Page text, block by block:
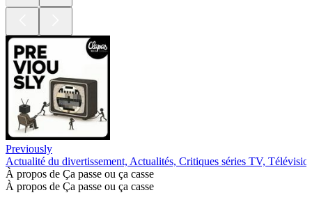
Previously
Actualité du divertissement, Actualités, Critiques séries TV,
À propos de Ça passe ou ça casse
À propos de Ça passe ou ça casse